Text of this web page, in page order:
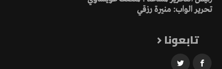
تحرير الواب: منيرة رزقي
تابعونا